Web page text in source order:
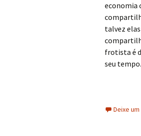
economia
talvez
frotista é
seu tempo.
Deixe